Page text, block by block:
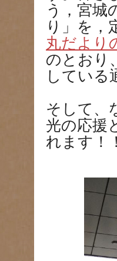
う，宮城
り」を，
丸だより
のとおり
している
そして、
光の応援
れます！！